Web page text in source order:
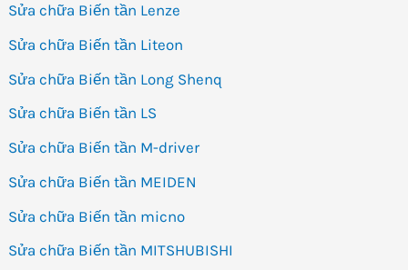
Sửa chữa Biến tần Lenze
Sửa chữa Biến tần Liteon
Sửa chữa Biến tần Long Shenq
Sửa chữa Biến tần LS
Sửa chữa Biến tần M-driver
Sửa chữa Biến tần MEIDEN
Sửa chữa Biến tần micno
Sửa chữa Biến tần MITSHUBISHI